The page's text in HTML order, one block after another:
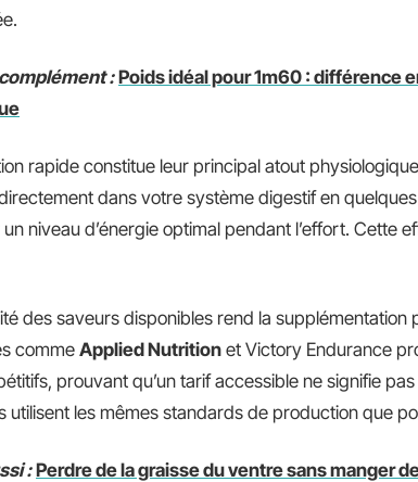
:Poids idéal pour 1m60 : différence
rapide constitue leur principal atout
dans votre système digestif en
un niveau d’énergie optimal pendant l’effort. Cette
des saveurs disponibles rend la supplémentation
commeApplied Nutrition et Victory Endurance
prouvant qu’un tarif accessible ne signifie
utilisent les mêmes standards de production que
: Perdre de la graisse du ventre sans manger